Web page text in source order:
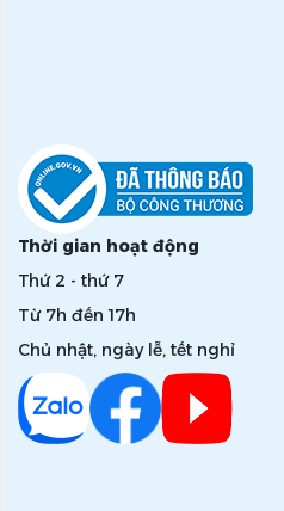
Thời gian hoạt động
Thứ 2 - thứ 7
Từ 7h đến 17h
Chủ nhật, ngày lễ, tết nghỉ